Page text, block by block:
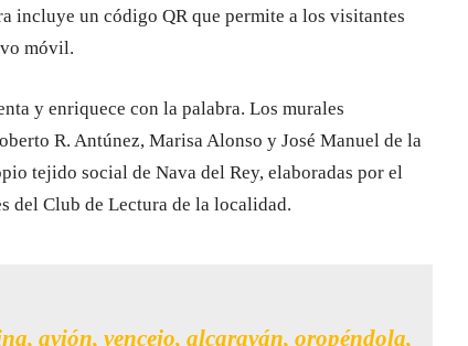
incluye un código QR que permite a los visitantes
móvil.
y enriquece con la palabra. Los murales
R. Antúnez, Marisa Alonso y José Manuel de la
tejido social de Nava del Rey, elaboradas por el
del Club de Lectura de la localidad.
avión, vencejo, alcaraván, oropéndola,